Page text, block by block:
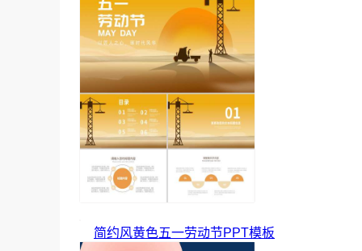
简约风黄色五一劳动节PPT模板